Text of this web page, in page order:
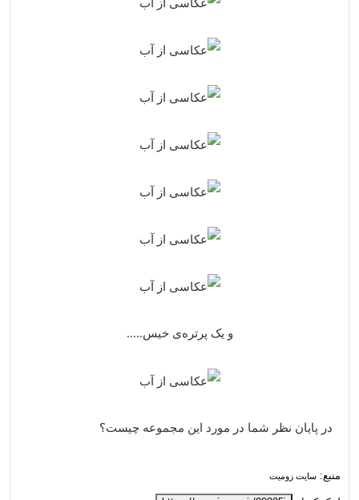
و یک پرتره‌ی خیس.....
در پایان نظر شما در مورد این مجموعه چیست؟
منبع: سایت زومیت